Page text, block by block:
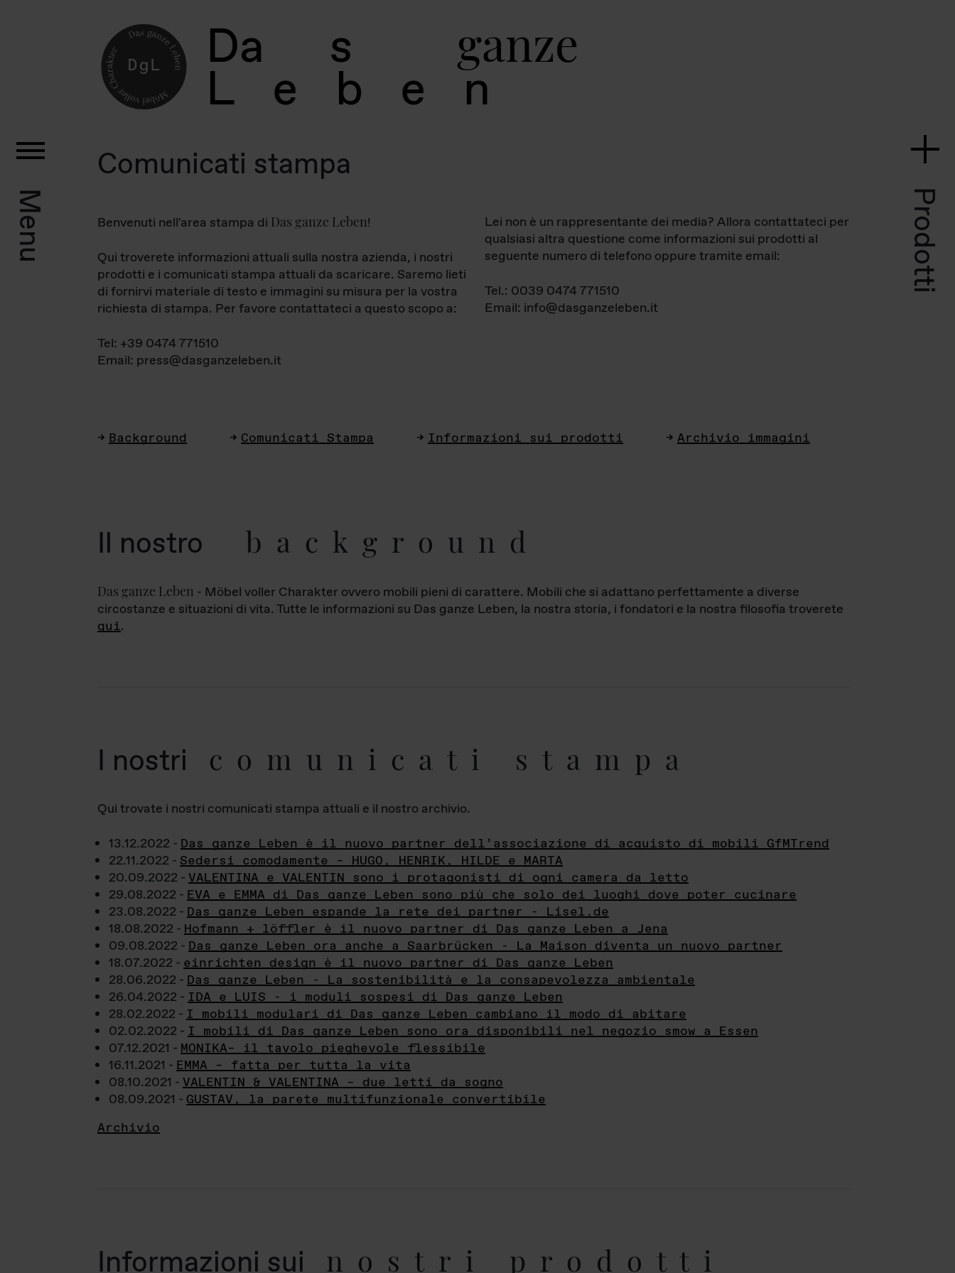
Da s ganz
L e b
Menu Prodotti
Comunicati stampa
Benvenuti nell'area stampa di Das ganze Leben!
Qui troverete informazioni attuali sulla nostra azienda, i nostri
prodotti e i comunicati stampa attuali da scaricare. Saremo lieti
di fornirvi materiale di testo e immagini su misura per la vostra
richiesta di stampa. Per favore contattateci a questo scopo a:
Tel: +39 0474 771510
Email: press@dasganzeleben.it
Lei non è un rappresentante dei media? Allora contattateci per
qualsiasi altra questione come informazioni sui prodotti al
seguente numero di telefono oppure tramite email:
Tel.: 0039 0474 771510
Email: info@dasganzeleben.it
Background Comunicati Stampa Informazioni sui prodotti Archivio immagini
Il nostro background
Das ganze Leben - Möbel voller Charakter ovvero mobili pieni di carattere. Mobili che si adattano perfettamente a diverse
circostanze e situazioni di vita. Tutte le informazioni su Das ganze Leben, la nostra storia, i fondatori e la nostra filosofia troverete
qui.
I nostri comunicati stampa
Qui trovate i nostri comunicati stampa attuali e il nostro archivio.
13.12.2022 - Das ganze Leben è il nuovo partner dell’associazione di acquisto di mobili GfMTrend
22.11.2022 - Sedersi comodamente – HUGO, HENRIK, HILDE e MARTA
20.09.2022 - VALENTINA e VALENTIN sono i protagonisti di ogni camera da letto
29.08.2022 - EVA e EMMA di Das ganze Leben sono più che solo dei luoghi dove poter cucinare
23.08.2022 - Das ganze Leben espande la rete dei partner - Lisel.de
18.08.2022 - Hofmann + löffler è il nuovo partner di Das ganze Leben a Jena
09.08.2022 - Das ganze Leben ora anche a Saarbrücken - La Maison diventa un nuovo partner
18.07.2022 - einrichten design è il nuovo partner di Das ganze Leben
28.06.2022 - Das ganze Leben - La sostenibilità e la consapevolezza ambientale
26.04.2022 - IDA e LUIS - i moduli sospesi di Das ganze Leben
28.02.2022 - I mobili modulari di Das ganze Leben cambiano il modo di abitare
02.02.2022 - I mobili di Das ganze Leben sono ora disponibili nel negozio smow a Essen
07.12.2021 - MONIKA– il tavolo pieghevole flessibile
16.11.2021 - EMMA – fatta per tutta la vita
08.10.2021 - VALENTIN & VALENTINA – due letti da sogno
08.09.2021 - GUSTAV, la parete multifunzionale convertibile
Archivio
Informazioni sui nostri prodotti